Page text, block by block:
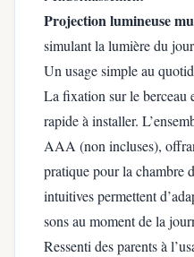
Projection lumineuse
simulant la lumière du jour
Un usage simple au
La fixation sur le berceau
rapide à installer.
AAA (non incluses),
pratique pour la chambre
intuitives permettent
sons au moment de la
Ressenti des parents à